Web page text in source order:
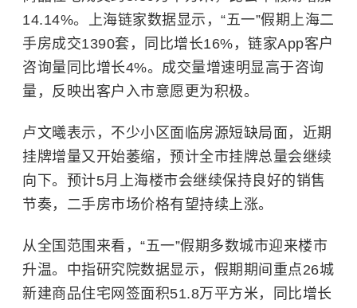
14.14%。上海链家数据显示，“五一”假期上海二
手房成交1390套，同比增长16%，链家App客户
咨询量同比增长4%。成交量增速明显高于咨询
量，反映出客户入市意愿更为积极。
卢文曦表示，不少小区面临房源短缺局面，近期
挂牌增量又开始萎缩，预计全市挂牌总量会继续
向下。预计5月上海楼市会继续保持良好的销售
节奏，二手房市场价格有望持续上涨。
从全国范围来看，“五一”假期多数城市迎来楼市
升温。中指研究院数据显示，假期期间重点26城
新建商品住宅网签面积51.8万平方米，同比增长